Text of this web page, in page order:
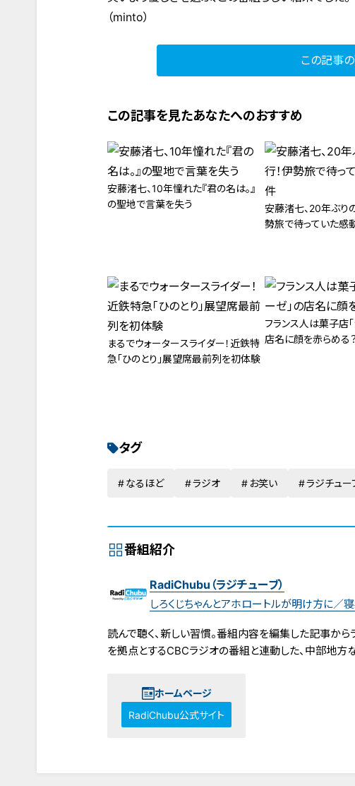
（minto）
この記事
この記事を見たあなたへのおすすめ
安藤渚七、10年憧れた『君の名は。』
の聖地で言葉を失う
安藤渚七、20年ぶり
勢旅で待っていた感
まるでウォータースライダー！近鉄特
急「ひのとり」展望席最前列を初体験
フランス人は菓子店「
店名に顔を赤らめる
タグ
なるほど ラジオ お笑い ラジチュー
番組紹介
RadiChubu（ラジチューブ）
しろくじちゃんとアホロートルが明け方に
読んで聴く、新しい習慣。番組内容を編集した記事か
を拠点とするCBCラジオの番組と連動した、中部地方
ホームページ
RadiChubu公式サイト